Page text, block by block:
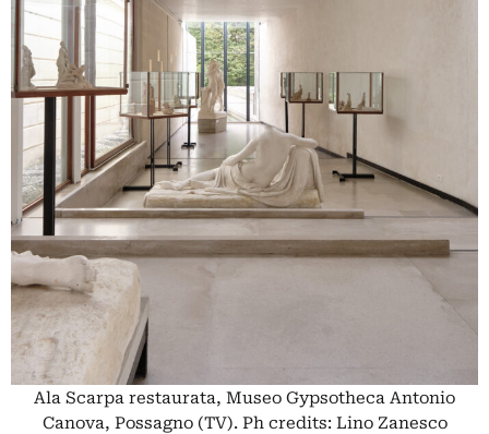
Ala Scarpa restaurata, Museo Gypsotheca Antonio
Canova, Possagno (TV). Ph credits: Lino Zanesco